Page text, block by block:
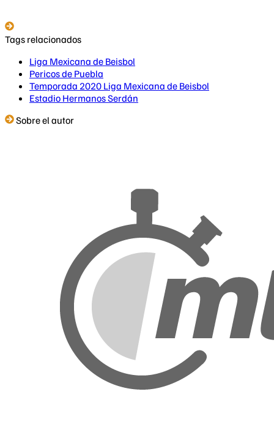
Tags relacionados
Liga Mexicana de Beisbol
Pericos de Puebla
Temporada 2020 Liga Mexicana de Beisbol
Estadio Hermanos Serdán
Sobre el autor